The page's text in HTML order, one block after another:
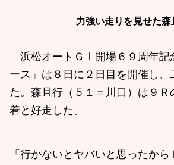
力強い走りを見せた森
浜松オートＧⅠ開場６９周年記
ース」は８日に２日目を開催し、
た。森且行（５１＝川口）は９Ｒ
着と好走した。
「行かないとヤバいと思ったから